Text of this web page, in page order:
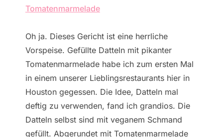
Tomatenmarmelade
Oh ja. Dieses Gericht ist eine herrliche
Vorspeise. Gefüllte Datteln mit pikanter
Tomatenmarmelade habe ich zum ersten Mal
in einem unserer Lieblingsrestaurants hier in
Houston gegessen. Die Idee, Datteln mal
deftig zu verwenden, fand ich grandios. Die
Datteln selbst sind mit veganem Schmand
gefüllt. Abgerundet mit Tomatenmarmelade